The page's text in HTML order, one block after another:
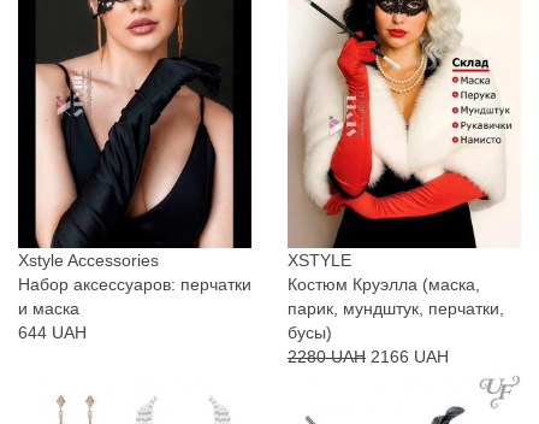
Xstyle Accessories
Набор аксессуаров: перчатки
и маска
644 UAH
XSTYLE
Костюм Круэлла (маска,
парик, мундштук, перчатки,
бусы)
2280 UAH 2166 UAH